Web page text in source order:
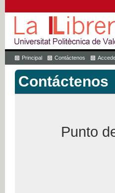
Principal Contáctenos
Contáctenos
Punto de